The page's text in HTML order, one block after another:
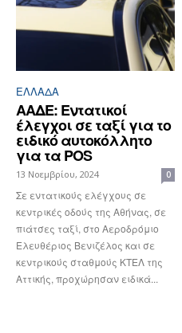
ΕΛΛΆΔΑ
ΑΑΔΕ: Εντατικοί
έλεγχοι σε ταξί για το
ειδικό αυτοκόλλητο
για τα POS
13 Νοεμβρίου, 2024 0
Σε εντατικούς ελέγχους σε
κεντρικές οδούς της Αθήνας, σε
πιάτσες ταξί, στο Αεροδρόμιο
Ελευθέριος Βενιζέλος και σε
κεντρικούς σταθμούς ΚΤΕΛ της
Αττικής, προχώρησαν ειδικά...